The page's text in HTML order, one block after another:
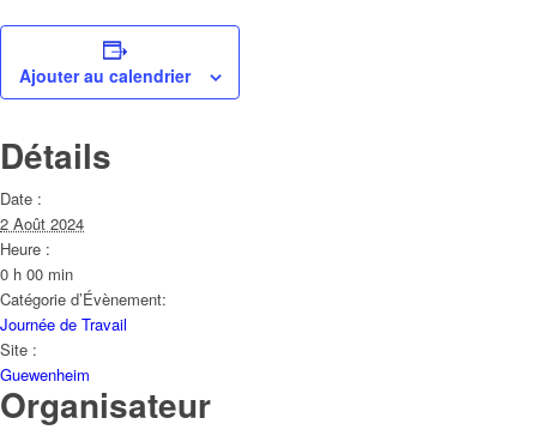
Ajouter au calendrier
Détails
Date :
2 Août 2024
Heure :
0 h 00 min
Catégorie d’Évènement:
Journée de Travail
Site :
Guewenheim
Organisateur